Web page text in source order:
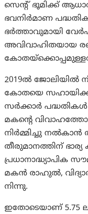
സെന്റ് ഭൂമിക്ക്
ഭവനിര്‍മാണ
ഭര്‍ത്താവുമായി
അവിവാഹിതയായ
2019ൽ ജോലിയിൽ
കോതയെ
സർക്കാർ പദ്ധതികൾ
മകന്റെ
നിർമ്മിച്ചു നല്‍കാന്‍
തീരുമാനത്തിന് ഭാര്യ
പ്രധാനാദ്ധ്യാപിക
മകന്‍ രാഹുൽ,
നിന്നു.
ഇതോടെയാണ് 5.75